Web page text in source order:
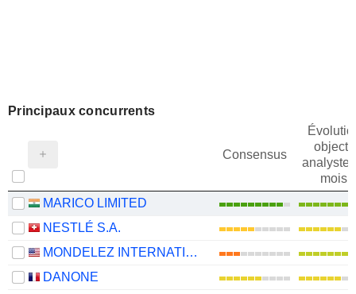
Principaux concurrents
Consensus
objectif
mois
MARICO LIMITED
NESTLÉ S.A.
MONDELEZ INTERNATIONAL, INC.
DANONE